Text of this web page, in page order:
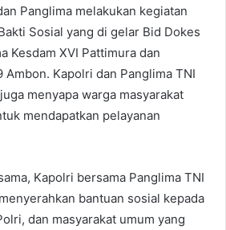
Panglima melakukan kegiatan
Sosial yang di gelar Bid Dokes
Kesdam XVI Pattimura dan
Ambon. Kapolri dan Panglima TNI
menyapa warga masyarakat
mendapatkan pelayanan
Kapolri bersama Panglima TNI
bantuan sosial kepada
dan masyarakat umum yang